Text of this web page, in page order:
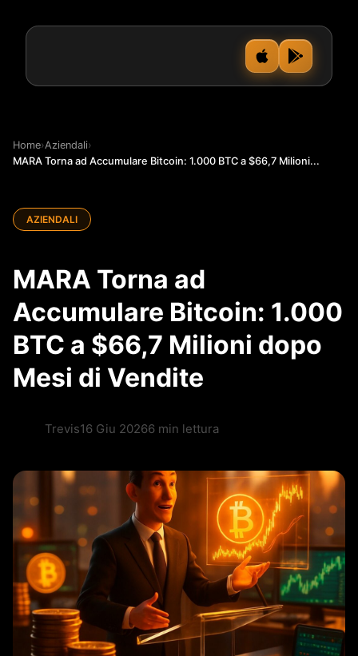
Home›Aziendali›
MARA Torna ad Accumulare Bitcoin: 1.000 BTC a $66,7 Milioni...
AZIENDALI
MARA Torna ad
Accumulare Bitcoin: 1.000
BTC a $66,7 Milioni dopo
Mesi di Vendite
Trevis16 Giu 20266 min lettura